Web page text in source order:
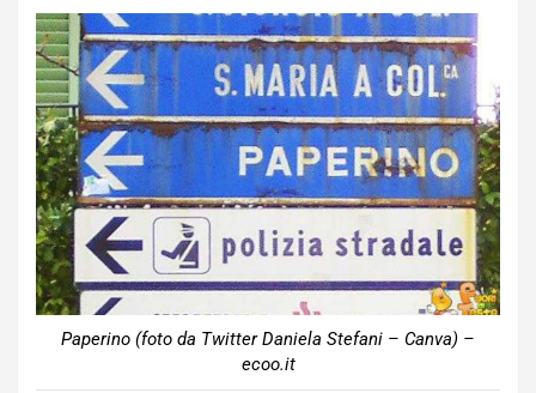
Paperino (foto da Twitter Daniela Stefani – Canva) –
ecoo.it